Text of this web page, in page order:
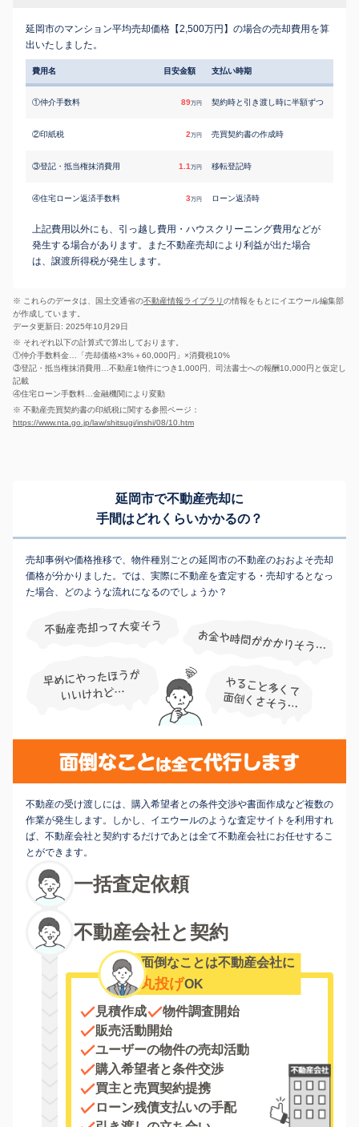
延岡市のマンション平均売却価格【2,500万円】の場合の売却費用を算
出いたしました。
費用名 目安金額 支払い時期
①仲介手数料 89万円 契約時と引き渡し時に半額ずつ
②印紙税 2万円 売買契約書の作成時
③登記・抵当権抹消費用 1.1 万円 移転登記時
④住宅ローン返済手数料 3万円 ローン返済時
上記費用以外にも、引っ越し費用・ハウスクリーニング費用などが
発生する場合があります。また不動産売却により利益が出た場合
は、譲渡所得税が発生します。
※ これらのデータは、国土交通省の不動産情報ライブラリの情報をもとにイエウール編集部
が作成しています。
データ更新日: 2025年10月29日
※ それぞれ以下の計算式で算出しております。
①仲介手数料金…「売却価格×3%＋60,000円」×消費税10%
③登記・抵当権抹消費用…不動産1物件につき1,000円、司法書士への報酬10,000円と仮定し
記載
④住宅ローン手数料…金融機関により変動
※ 不動産売買契約書の印紙税に関する参照ページ：
https://www.nta.go.jp/law/shitsugi/inshi/08/10.htm
延岡市で不動産売却に
手間はどれくらいかかるの？
売却事例や価格推移で、物件種別ごとの延岡市の不動産のおおよそ売却
価格が分かりました。では、実際に不動産を査定する・売却するとなっ
た場合、どのような流れになるのでしょうか？
不動産の受け渡しには、購入希望者との条件交渉や書面作成など複数の
作業が発生します。しかし、イエウールのような査定サイトを利用すれ
ば、不動産会社と契約するだけであとは全て不動産会社にお任せするこ
とができます。
一括査定依頼
不動産会社と契約
面倒なことは不動産会社に
丸投げOK
見積作成
物件調査開始
販売活動開始
ユーザーの物件の売却活動
購入希望者と条件交渉
買主と売買契約提携
ローン残債支払いの手配